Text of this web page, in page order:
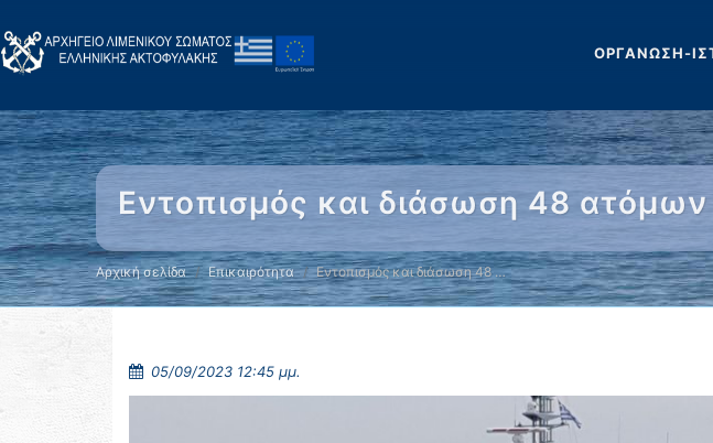
ΟΡΓΑΝΩΣΗ-
Εντοπισμός και διάσωση 48
Αρχική σελίδα Επικαιρότητα Εντοπισμός και διάσωση 48 …
05/09/2023 12:45 μμ.